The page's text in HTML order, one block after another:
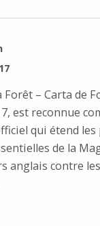
Forêt – Carta de
est reconnue
qui étend
de la
anglais contre